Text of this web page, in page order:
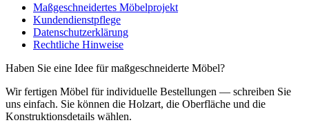
Maßgeschneidertes Möbelprojekt
Kundendienstpflege
Datenschutzerklärung
Rechtliche Hinweise
Haben Sie eine Idee für maßgeschneiderte Möbel?
Wir fertigen Möbel für individuelle Bestellungen — schreiben Sie
uns einfach. Sie können die Holzart, die Oberfläche und die
Konstruktionsdetails wählen.